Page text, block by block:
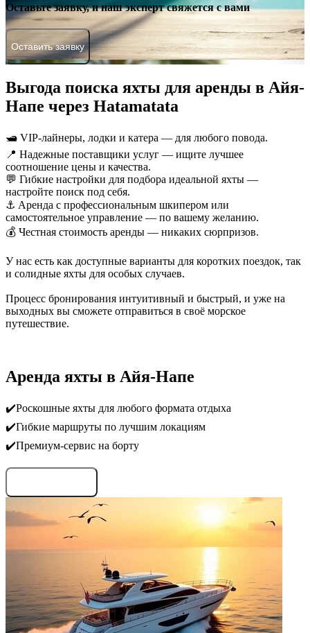
Оставьте заявку, и наш эксперт свяжется с вами
Оставить заявку
Выгода поиска яхты для аренды в Айя-
Напе через Hatamatata
🛥 VIP-лайнеры, лодки и катера — для любого повода.
📍 Надежные поставщики услуг — ищите лучшее
соотношение цены и качества.
💬 Гибкие настройки для подбора идеальной яхты —
настройте поиск под себя.
⚓ Аренда с профессиональным шкипером или
самостоятельное управление — по вашему желанию.
💰 Честная стоимость аренды — никаких сюрпризов.
У нас есть как доступные варианты для коротких поездок, так
и солидные яхты для особых случаев.
Процесс бронирования интуитивный и быстрый, и уже на
выходных вы сможете отправиться в своё морское
путешествие.
Аренда яхты в Айя-Напе
✔️Роскошные яхты для любого формата отдыха
✔️Гибкие маршруты по лучшим локациям
✔️Премиум-сервис на борту